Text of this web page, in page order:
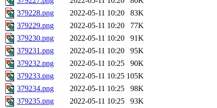
379228.png
2022-05-11 10:20
83K
379229.png
2022-05-11 10:20
77K
379230.png
2022-05-11 10:20
91K
379231.png
2022-05-11 10:20
95K
379232.png
2022-05-11 10:25
90K
379233.png
2022-05-11 10:25 105K
379234.png
2022-05-11 10:25
98K
379235.png
2022-05-11 10:25
93K